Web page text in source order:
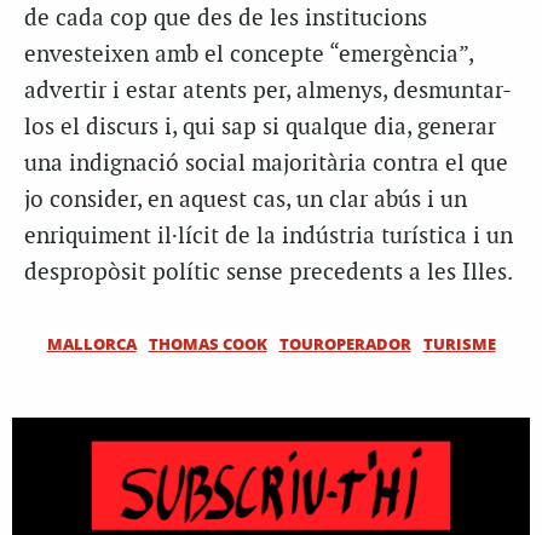
de cada cop que des de les institucions
envesteixen amb el concepte “emergència”,
advertir i estar atents per, almenys, desmuntar-
los el discurs i, qui sap si qualque dia, generar
una indignació social majoritària contra el que
jo consider, en aquest cas, un clar abús i un
enriquiment il·lícit de la indústria turística i un
despropòsit polític sense precedents a les Illes.
MALLORCA THOMAS COOK TOUROPERADOR TURISME